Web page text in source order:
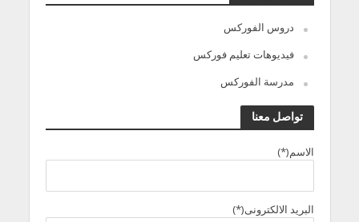
دروس الفوركس
فيديوهات تعليم فوركس
مدرسة الفوركس
تواصل معنا
الاسم(*)
البريد الالكترونى(*)